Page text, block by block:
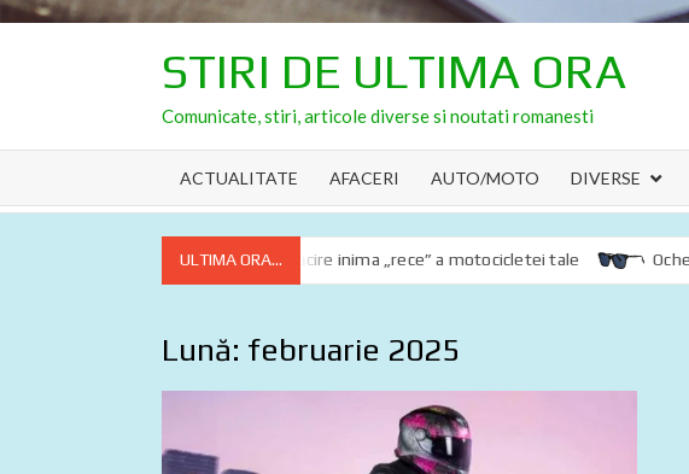
STIRI DE ULTIMA ORA
Comunicate, stiri, articole diverse si noutati romanesti
ACTUALITATE AFACERI AUTO/MOTO DIVERSE
ULTIMA ORA...
Lichidul de răcire inima „rece” a motocicletei tale Ochelarii
Lună: februarie 2025